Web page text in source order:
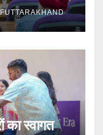
का स्वागत